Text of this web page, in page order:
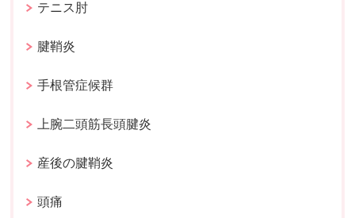
テニス肘
腱鞘炎
手根管症候群
上腕二頭筋長頭腱炎
産後の腱鞘炎
頭痛